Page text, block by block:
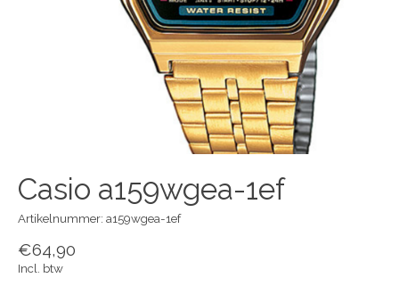
Casio a159wgea-1ef
Artikelnummer: a159wgea-1ef
€64,90
Incl. btw